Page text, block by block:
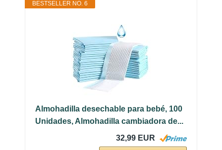
BESTSELLER NO. 6
Almohadilla desechable para bebé, 100
Unidades, Almohadilla cambiadora de...
32,99 EUR